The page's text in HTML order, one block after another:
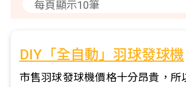
DIY「全自動」羽球發球機
市售羽球發球機價格十分昂貴，所